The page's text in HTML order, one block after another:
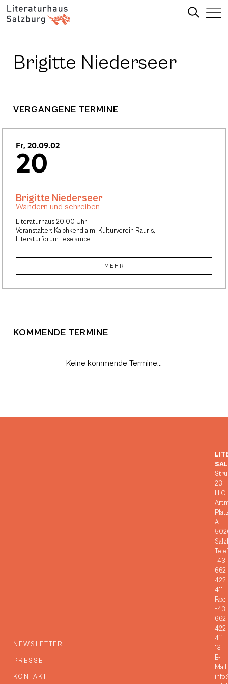
Brigitte Niederseer
VERGANGENE TERMINE
Fr, 20.09.02
20
Literaturhaus 20:00 Uhr
Veranstalter: Kalchkendlalm, Kulturverein Rauris,
Literaturforum Leselampe
Brigitte Niederseer
Wandern und schreiben
MEHR
KOMMENDE TERMINE
Keine kommende Termine...
NEWSLETTER
PRESSE
KONTAKT
23,
H.C.
A-
+43
662
422
411
Fax:
+43
662
422
411-
13
E-
Mail: